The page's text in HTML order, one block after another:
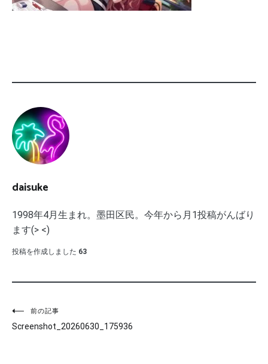
daisuke
1998年4月生まれ。墨田区民。今年から月1投稿がんばり
ます(> <)
投稿を作成しました 63
投
稿
前の記事
Screenshot_20260630_175936